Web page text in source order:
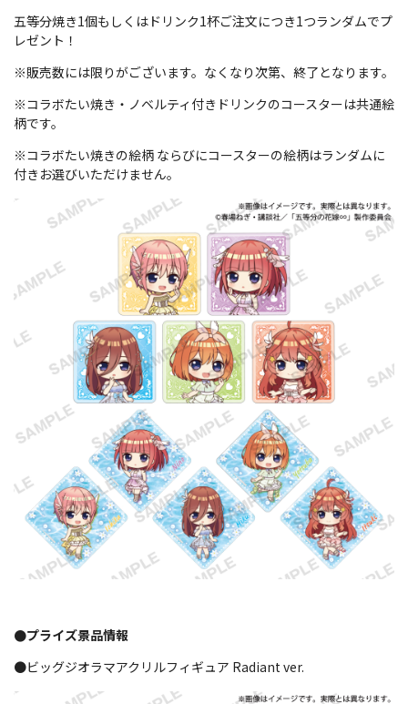
五等分焼き1個もしくはドリンク1杯ご注文につき1つランダムでプ
レゼント！
※販売数には限りがございます。なくなり次第、終了となります。
※コラボたい焼き・ノベルティ付きドリンクのコースターは共通絵
柄です。
※コラボたい焼きの絵柄 ならびにコースターの絵柄はランダムに
付きお選びいただけません。
●プライズ景品情報
●ビッグジオラマアクリルフィギュア Radiant ver.